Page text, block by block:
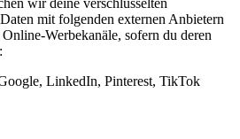
mit folgenden externen Anbietern
Werbekanäle, sofern du deren
LinkedIn, Pinterest, TikTok